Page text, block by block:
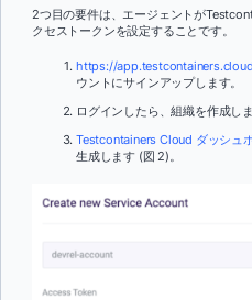
2つ目の要件は、エージェントが
クセストークンを設定することです。
https://
ウントにサインアップします。
ログインしたら、組織を作成しま
Testcontainers Cloud ダッシュ
生成します (図 2)。